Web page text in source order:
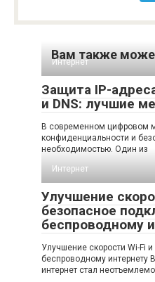
Вам также
Интернет
Защита IP-
и DNS: лучшие
В современном цифровом
конфиденциальности и
необходимостью. Один из
Интернет
Улучшение
безопасное
беспроводному
Улучшение скорости Wi-Fi
беспроводному интернету
интернет стал